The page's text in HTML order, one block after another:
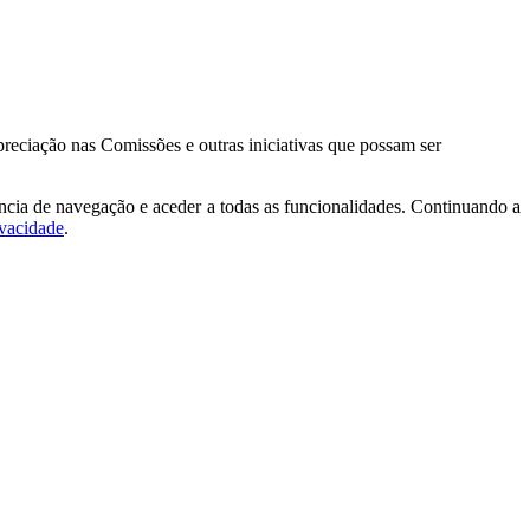
nas Comissões e outras iniciativas que possam ser
de navegação e aceder a todas as funcionalidades. Continuando a
.